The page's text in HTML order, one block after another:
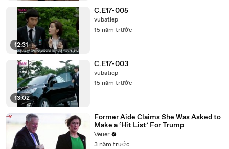
12:31
C.E17-005
vubatiep
15 năm trước
13:02
C.E17-003
vubatiep
15 năm trước
Former Aide Claims She Was Asked to
Make a ‘Hit List’ For Trump
Veuer
3 năm trước